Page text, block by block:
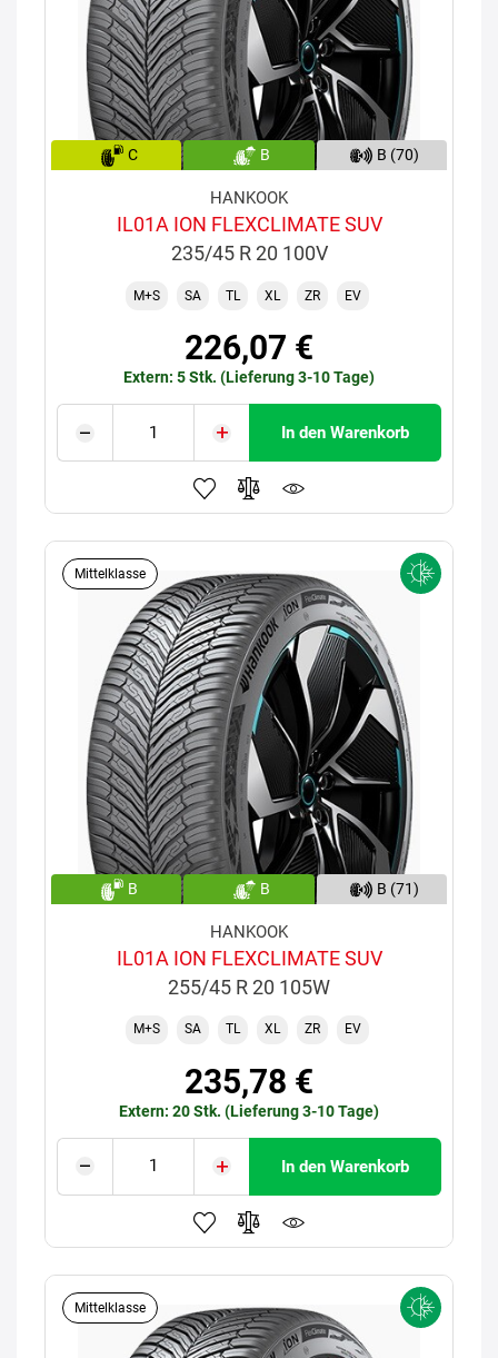
C B B (70)
HANKOOK
IL01A ION FLEXCLIMATE SUV
235/45 R 20 100V
M+S SA TL XL ZR EV
226,07 €
Extern: 5 Stk. (Lieferung 3-10 Tage)
In den Warenkorb
Mittelklasse
B B B (71)
HANKOOK
IL01A ION FLEXCLIMATE SUV
255/45 R 20 105W
M+S SA TL XL ZR EV
235,78 €
Extern: 20 Stk. (Lieferung 3-10 Tage)
In den Warenkorb
Mittelklasse